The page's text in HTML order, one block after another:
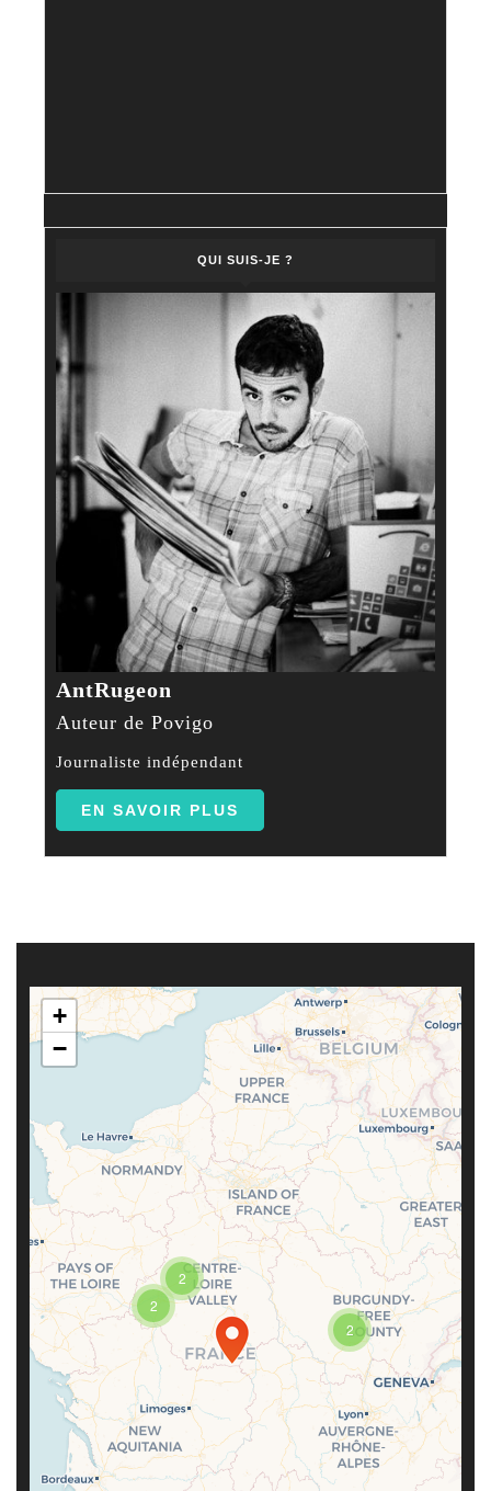
QUI SUIS-JE ?
AntRugeon
Auteur de Povigo
Journaliste indépendant
EN SAVOIR PLUS
Travelers' Map is loading...
If you see this after your page is
loaded completely, leafletJS files
are missing.
2
2
2
+
−